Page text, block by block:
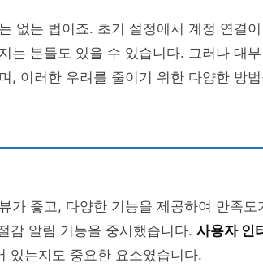
없는 법이죠. 초기 설정에서 계정 연결
는 분들도 있을 수 있습니다. 그러나 대
, 이러한 우려를 줄이기 위한 다양한 방
가 좋고, 다양한 기능을 제공하여 만족도
감 알림 기능을 중시했습니다. 사용자 인
있는지도 중요한 요소였습니다.